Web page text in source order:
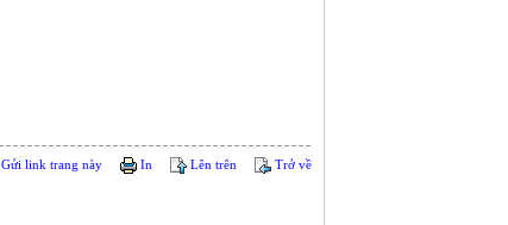
Gửi link trang này In Lên trên Trở về